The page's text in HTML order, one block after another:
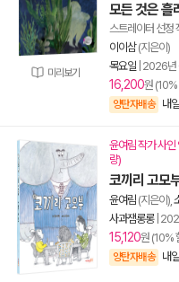
미리보기
모든 것은 흘
스트레이터 선정
이이삼(지은이)
목요일 2026년
16,200원
양탄자배송 내
윤여림 작가 사
량)
코끼리 고모
윤여림 (지은이),
사과잼롱롱|
15,120원 (10%
양탄자배송 내